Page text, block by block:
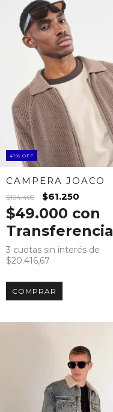
41 % OFF
CAMPERA JOACO
$104.400 $61.250
$49.000 con
Transferencia
3 cuotas sin interés de
$20.416,67
COMPRAR